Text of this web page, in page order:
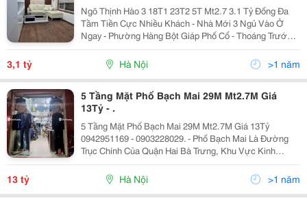
Ngõ Thịnh Hào 3 18T1 23T2 5T Mt2.7 3.1 Tỷ Đống Đa
Tầm Tiền Cực Nhiều Khách - Nhà Mới 3 Ngủ Vào Ở
Ngay - Phường Hàng Bột Giáp Phố Cổ - Thoáng Trước
Sau! Thiết Kế Hiện Đại Đủ Công Năng Vào Ở Ngay:
Tầng 1: Phòng Khách, Bếp. Để Xe Trước Nhà Qua Đêm
Thoải...
3,1 tỷ Hà Nội >1 năm
5 Tầng Mặt Phố Bạch Mai 29M Mt2.7M Giá
13Tỷ - .
5 Tầng Mặt Phố Bạch Mai 29M Mt2.7M Giá 13Tỷ
0942951169 - 0903228029. - Phố Bạch Mai Là Đường
Trục Chính Của Quận Hai Bà Trưng, Khu Vực Kinh
Doanh Đa Dạng, Sầm Uất Suốt Ngày Đêm. - Nhà Đủ
Công Năng, Thiết Kế: + Tầng 1: Kinh Doanh. + Gác
Lửng:...
13 tỷ Hà Nội >1 năm